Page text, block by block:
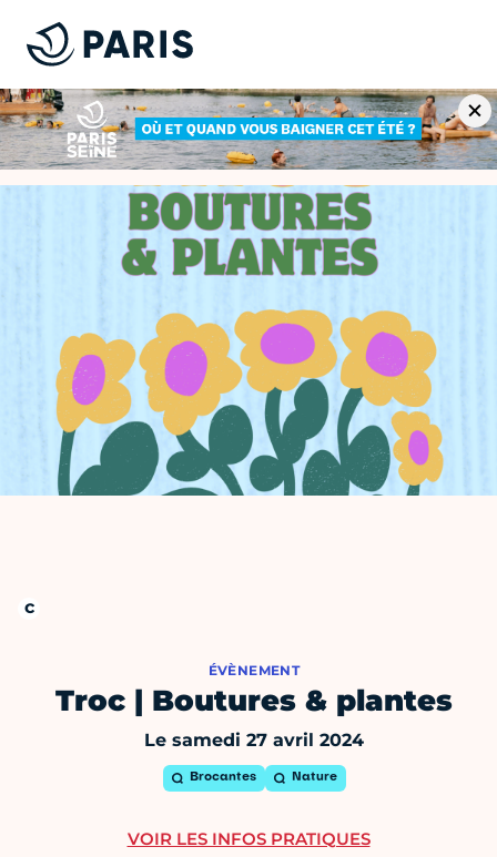
ÉVÈNEMENT
Troc | Boutures & plantes
Le samedi 27 avril 2024
Brocantes Nature
VOIR LES INFOS PRATIQUES